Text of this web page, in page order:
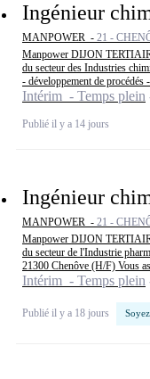
Ingénieur
MANPOWER - 21 -
Manpower DIJON
du secteur des Industries
- développement de procédés
Intérim - Temps plein
Publié il y a 14 jours
Ingénieur
MANPOWER - 21 -
Manpower DIJON
du secteur de l'Industrie
21300 Chenôve (H/F) Vous
Intérim - Temps plein
Publié il y a 18 jours